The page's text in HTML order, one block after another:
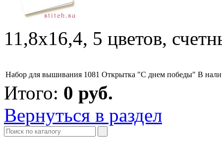
11,8х16,4, 5 цветов,
Набор для вышивания 1081 Открытка "С днем победы" В
Итого: 0 руб.
Вернуться в раздел